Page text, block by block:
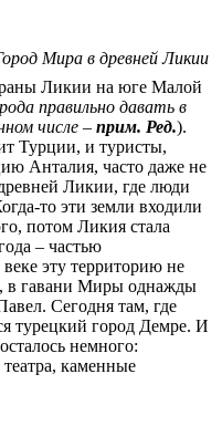
Мира в древней Ликии
Ликии на юге Малой
правильно давать в
числе – прим. Ред.).
Турции, и туристы,
Анталия, часто даже не
Ликии, где люди
то эти земли входили
потом Ликия стала
– частью
эту территорию не
в гавани Миры однажды
Сегодня там, где
турецкий город Демре. И
немного:
каменные